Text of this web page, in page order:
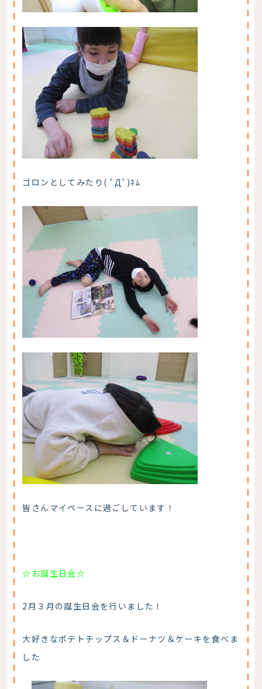
ゴロンとしてみたり( ﾟДﾟ)ﾈﾑ
皆さんマイペースに過ごしています！
☆お誕生日会☆
2月３月の誕生日会を行いました！
大好きなポテトチップス＆ドーナツ＆ケーキを食べま
した